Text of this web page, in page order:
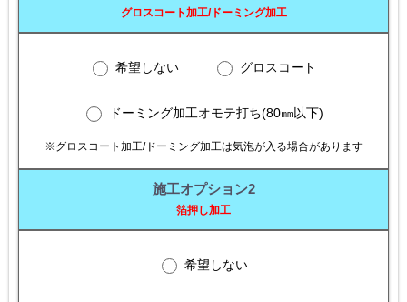
グロスコート加工/ドーミング加工
希望しない グロスコート
ドーミング加工オモテ打ち(80㎜以下)
※グロスコート加工/ドーミング加工は気泡が入る場合があります
施工オプション2
箔押し加工
希望しない